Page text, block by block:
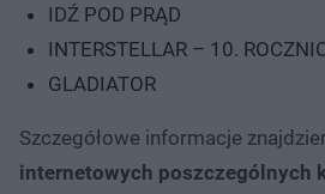
IDŹ POD PRĄD
INTERSTELLAR – 10.
GLADIATOR
Szczegółowe informacje
internetowych poszczególnych